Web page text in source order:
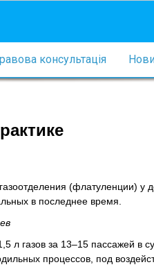
консультація
(флатуленции) у
в последнее время.
л газов за 13–15 пассажей в
процессов, под